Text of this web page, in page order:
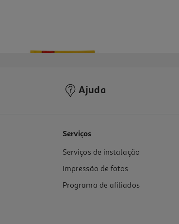
Ajuda
Serviços
Serviços de instalação
Impressão de fotos
Programa de afiliados